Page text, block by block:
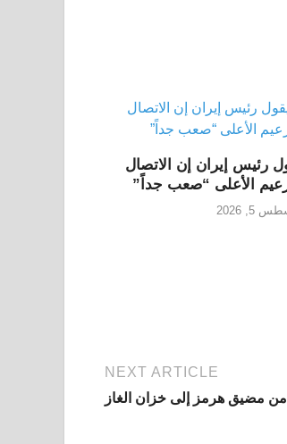
رئيس إيران إن الاتصال
الأعلى “صعب جداً”
5, 2026
NEXT ARTICLE
من مضيق هرمز إلى خزان الغاز